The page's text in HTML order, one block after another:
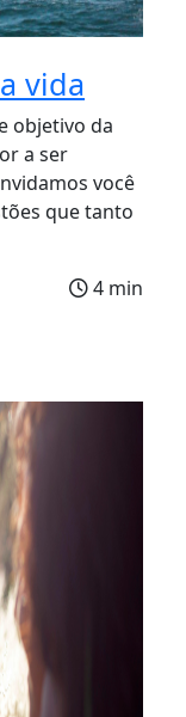
vida
objetivo da
a ser
você
que tanto
4 min